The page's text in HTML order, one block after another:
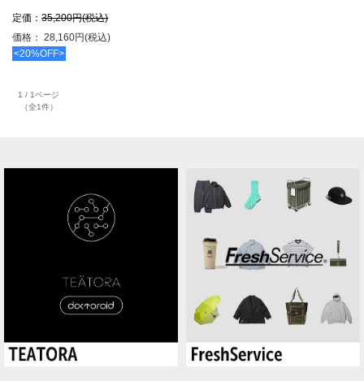
定価：35,200円(税込)
価格： 28,160円(税込)
<20%OFF>
1 / 1ページ
（全1件）